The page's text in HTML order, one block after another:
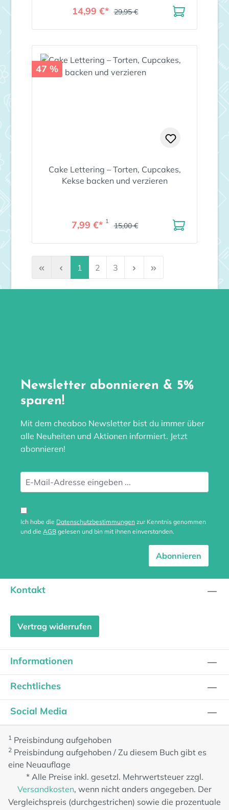
14,99 €* 29,95 €
47 %
Cake Lettering – Torten, Cupcakes,
Kekse backen und verzieren
7,99 €* 1 15,00 €
Seite
1 Seite
2 Seite
3
Newsletter abonnieren & 5%
sparen!
Mit dem cheaboo Newsletter bist du immer über
alle Neuheiten und Aktionen informiert. Jetzt
abonnieren!
Ich habe die Datenschutzbestimmungen zur Kenntnis genommen
und die AGB gelesen und bin mit ihnen einverstanden.
Abonnieren
Kontakt
Vertrag widerrufen
Informationen
Rechtliches
Social Media
1 Preisbindung aufgehoben
2 Preisbindung aufgehoben / Zu diesem Buch gibt es
eine Neuauflage
* Alle Preise inkl. gesetzl. Mehrwertsteuer zzgl.
Versandkosten, wenn nicht anders angegeben. Der
Vergleichspreis (durchgestrichen) sowie die prozentuale